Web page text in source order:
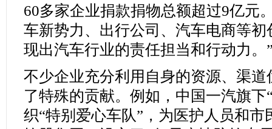
60多家企业捐款捐物总额超过9亿元
车新势力、出行公司、汽车电商等
现出汽车行业的责任担当和行动力。
不少企业充分利用自身的资源、渠
了特殊的贡献。例如，中国一汽旗下
织“特别爱心车队”，为医护人员和